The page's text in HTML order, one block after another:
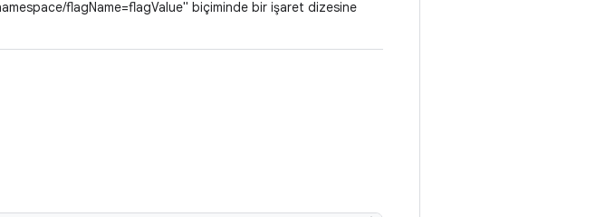
flagName=flagValue" biçiminde bir işaret dizesine